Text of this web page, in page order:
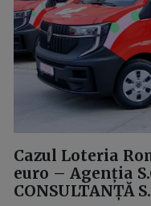
Cazul Loteria
euro – Agenția
CONSULTANȚĂ